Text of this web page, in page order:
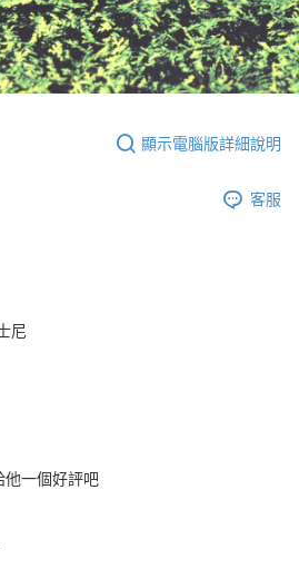
顯示電腦版詳細說明
客服
尼
他一個好評吧